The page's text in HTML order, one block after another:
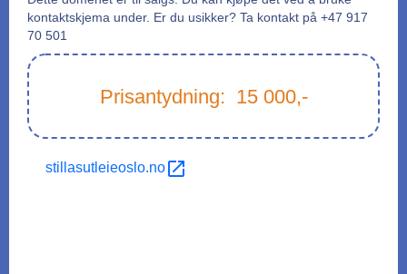
kontaktskjema under. Er du usikker? Ta kontakt på +47 917
70 501
Prisantydning: 15 000,-
stillasutleieoslo.no